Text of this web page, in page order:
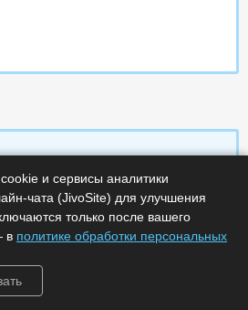
дней :14
:
и сервисы аналитики
чата (JivoSite) для улучшения
только после вашего
в политике обработки персональных